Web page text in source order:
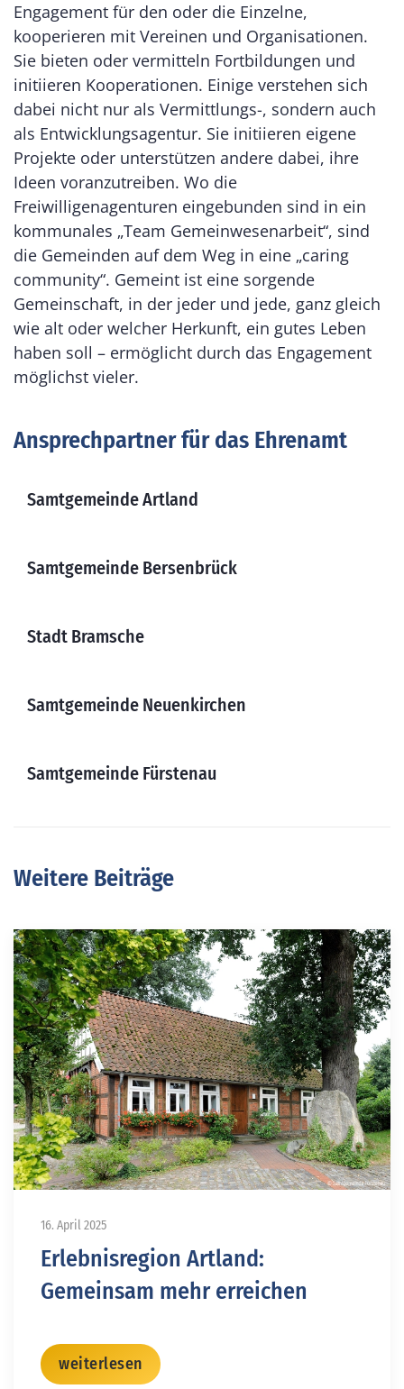
Engagement für den oder die Einzelne,
kooperieren mit Vereinen und Organisationen.
Sie bieten oder vermitteln Fortbildungen und
initiieren Kooperationen. Einige verstehen sich
dabei nicht nur als Vermittlungs-, sondern auch
als Entwicklungsagentur. Sie initiieren eigene
Projekte oder unterstützen andere dabei, ihre
Ideen voranzutreiben. Wo die
Freiwilligenagenturen eingebunden sind in ein
kommunales „Team Gemeinwesenarbeit“, sind
die Gemeinden auf dem Weg in eine „caring
community“. Gemeint ist eine sorgende
Gemeinschaft, in der jeder und jede, ganz gleich
wie alt oder welcher Herkunft, ein gutes Leben
haben soll – ermöglicht durch das Engagement
möglichst vieler.
Ansprechpartner für das Ehrenamt
Samtgemeinde Artland
Samtgemeinde Bersenbrück
Stadt Bramsche
Samtgemeinde Neuenkirchen
Samtgemeinde Fürstenau
Weitere Beiträge
16. April 2025
Erlebnisregion Artland:
Gemeinsam mehr erreichen
weiterlesen